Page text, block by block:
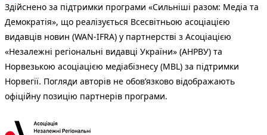
Здійснено за підтримки програми «Сильніші разом: Медіа та
Демократія», що реалізується Всесвітньою асоціацією
видавців новин (WAN-IFRA) у партнерстві з Асоціацією
«Незалежні регіональні видавці України» (АНРВУ) та
Норвезькою асоціацією медіабізнесу (MBL) за підтримки
Норвегії. Погляди авторів не обов’язково відображають
офіційну позицію партнерів програми.